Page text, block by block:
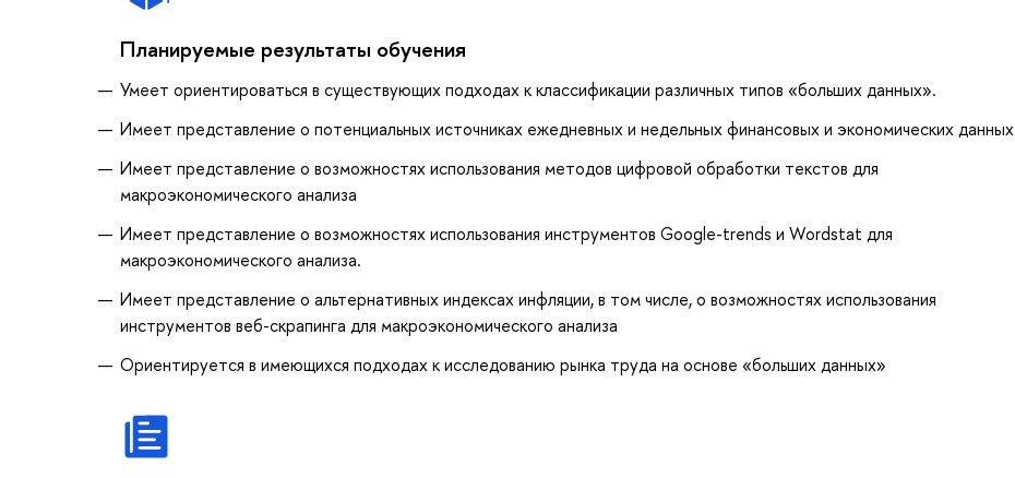
Планируемые результаты обучения
Умеет ориентироваться в существующих подходах к классификации различных типов «больших данных».
Имеет представление о потенциальных источниках ежедневных и недельных финансовых и экономических данных
Имеет представление о возможностях использования методов цифровой обработки текстов для
макроэкономического анализа
Имеет представление о возможностях использования инструментов Google-trends и Wordstat для
макроэкономического анализа.
Имеет представление о альтернативных индексах инфляции, в том числе, о возможностях использования
инструментов веб-скрапинга для макроэкономического анализа
Ориентируется в имеющихся подходах к исследованию рынка труда на основе «больших данных»